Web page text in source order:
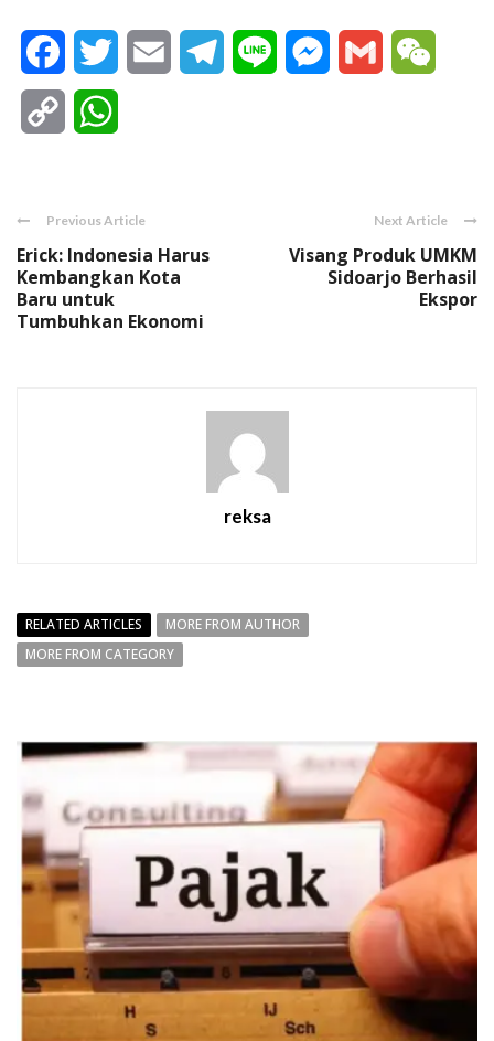
FacebookTwitter Email Telegram
Line Messenger
Gmail
Copy
Previous Article
Erick: Indonesia Harus
Kembangkan Kota
Baru untuk
Tumbuhkan Ekonomi
Next Article
Visang Produk UMKM
Sidoarjo Berhasil
Ekspor
reksa
RELATED ARTICLES
MORE FROM AUTHOR
MORE FROM CATEGORY